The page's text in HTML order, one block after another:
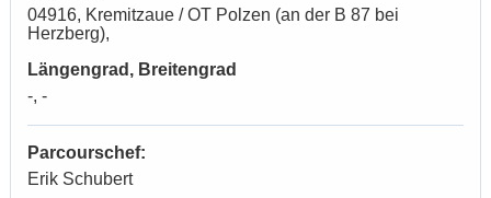
04916, Kremitzaue / OT Polzen (an der B 87 bei
Herzberg),
Längengrad, Breitengrad
-, -
Parcourschef:
Erik Schubert